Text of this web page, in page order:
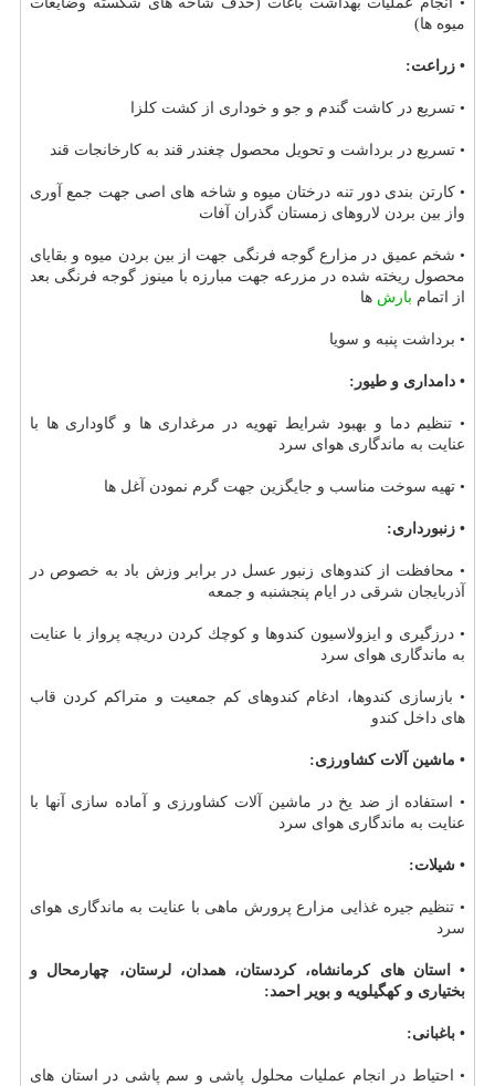
میوه ها)
• زراعت:
• تسریع در كاشت گندم و جو و خوداری از كشت كلزا
• تسریع در برداشت و تحویل محصول چغندر قند به كارخانجات قند
• كارتن بندی دور تنه درختان میوه و شاخه های اصی جهت جمع آوری
واز بین بردن لاروهای زمستان گذران آفات
• شخم عمیق در مزارع گوجه فرنگی جهت از بین بردن میوه و بقایای
محصول ریخته شده در مزرعه جهت مبارزه با مینوز گوجه فرنگی بعد
از اتمام بارش ها
• برداشت پنبه و سویا
• دامداری و طیور:
• تنظیم دما و بهبود شرایط تهویه در مرغداری ها و گاوداری ها با
عنایت به ماندگاری هوای سرد
• تهیه سوخت مناسب و جایگزین جهت گرم نمودن آغل ها
• زنبورداری:
• محافظت از كندوهای زنبور عسل در برابر وزش باد به خصوص در
آذربایجان شرقی در ایام پنجشنبه و جمعه
• درزگیری و ایزولاسیون كندوها و كوچك كردن دریچه پرواز با عنایت
به ماندگاری هوای سرد
• بازسازی كندوها، ادغام كندوهای كم جمعیت و متراكم كردن قاب
های داخل كندو
• ماشین آلات كشاورزی:
• استفاده از ضد یخ در ماشین آلات كشاورزی و آماده سازی آنها با
عنایت به ماندگاری هوای سرد
• شیلات:
• تنظیم جیره غذایی مزارع پرورش ماهی با عنایت به ماندگاری هوای
سرد
• استان های كرمانشاه، كردستان، همدان، لرستان، چهارمحال و
بختیاری و كهگیلویه و بویر احمد:
• باغبانی:
• احتیاط در انجام عملیات محلول پاشی و سم پاشی در استان های